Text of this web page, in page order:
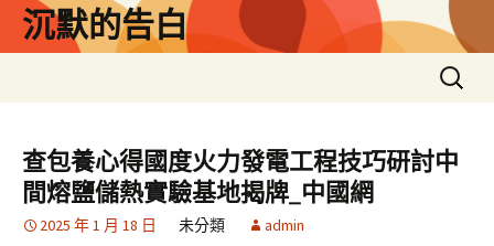
沉默的告白
搜
尋
鍵
字:
查包養心得國度火力發電工程技巧研討中
間熔鹽儲熱實驗基地揭牌_中國網
2025 年 1 月 18 日 未分類 admin